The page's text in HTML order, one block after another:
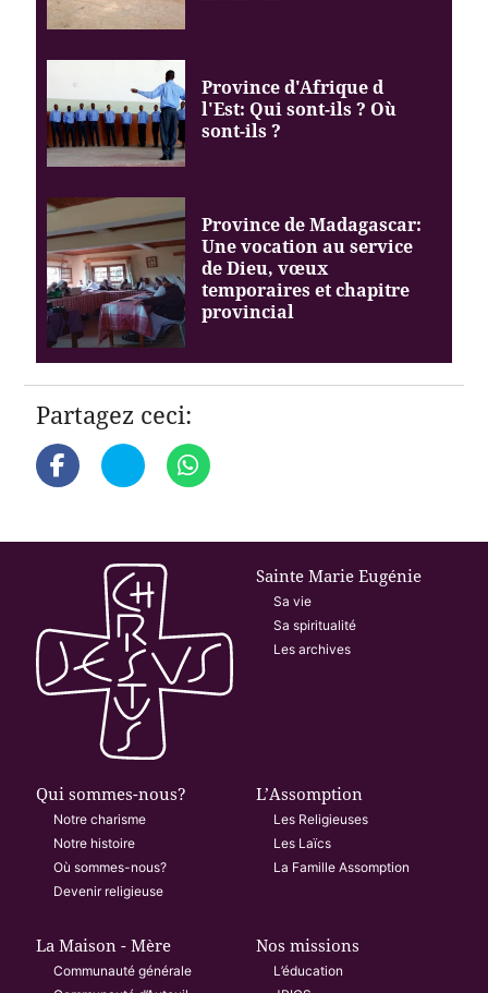
Province d'Afrique d
l'Est: Qui sont-ils ? Où
sont-ils ?
Province de Madagascar:
Une vocation au service
de Dieu, vœux
temporaires et chapitre
provincial
Partagez ceci:
Sainte Marie Eugénie
Sa vie
Sa spiritualité
Les archives
Qui sommes-nous?
Notre charisme
Notre histoire
Où sommes-nous?
Devenir religieuse
L’Assomption
Les Religieuses
Les Laïcs
La Famille Assomption
La Maison - Mère
Communauté générale
Nos missions
L’éducation